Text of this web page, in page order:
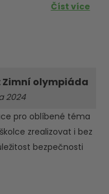
Číst více
Zimní olympiáda
2024
pro oblíbené téma
zrealizovat i bez
bezpečnosti